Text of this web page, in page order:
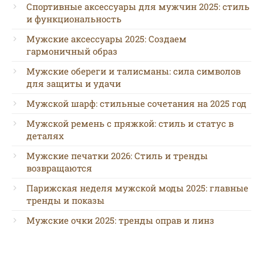
Спортивные аксессуары для мужчин 2025: стиль
и функциональность
Мужские аксессуары 2025: Создаем
гармоничный образ
Мужские обереги и талисманы: сила символов
для защиты и удачи
Мужской шарф: стильные сочетания на 2025 год
Мужской ремень с пряжкой: стиль и статус в
деталях
Мужские печатки 2026: Стиль и тренды
возвращаются
Парижская неделя мужской моды 2025: главные
тренды и показы
Мужские очки 2025: тренды оправ и линз